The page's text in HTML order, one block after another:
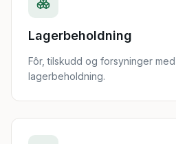
Lagerbeholdning
Fôr, tilskudd og forsyninger
lagerbeholdning.